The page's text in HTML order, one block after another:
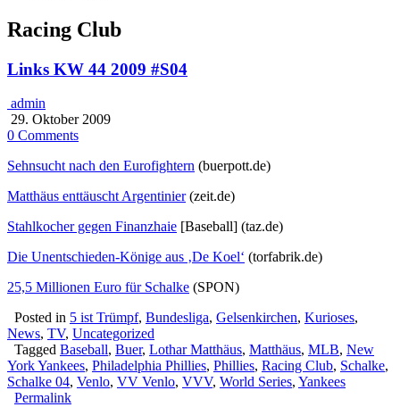
Racing Club
Links KW 44 2009 #S04
admin
29. Oktober 2009
0 Comments
Sehnsucht nach den Eurofightern (buerpott.de)
Matthäus enttäuscht Argentinier(zeit.de)
Stahlkocher gegen Finanzhaie [Baseball] (taz.de)
Die Unentschieden-Könige aus ‚De Koel‘ (torfabrik.de)
25,5 Millionen Euro für Schalke (SPON)
Posted in 5 ist Trümpf, Bundesliga, Gelsenkirchen, Kurioses,
News, TV, Uncategorized
Tagged Baseball, Buer, Lothar Matthäus, Matthäus, MLB, New
York Yankees, Philadelphia Phillies, Phillies, Racing Club, Schalke,
Schalke 04, Venlo, VV Venlo, VVV, World Series, Yankees
Permalink